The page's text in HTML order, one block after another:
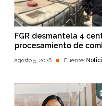
FGR desmantela 4
procesamiento de
agosto 5, 2026 Fuente: